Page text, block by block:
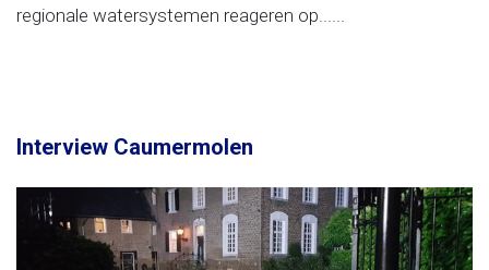
regionale watersystemen reageren op......
Interview Caumermolen